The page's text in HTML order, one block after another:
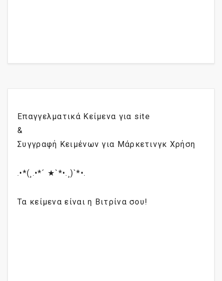
Επαγγελματικά Κείμενα για site
&
Συγγραφή Κειμένων για Μάρκετινγκ Χρήση
.•*(¸.•*´ ★`*•.¸)`*•.
Τα κείμενα είναι η Βιτρίνα σου!